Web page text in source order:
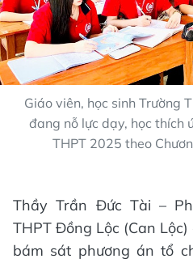
Giáo viên, học sinh Trường
đang nỗ lực dạy, học thích
THPT 2025 theo
Thầy Trần Đức Tài –
THPT Đồng Lộc (Can
bám sát phương án tổ